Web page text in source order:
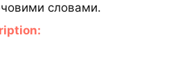
словами.